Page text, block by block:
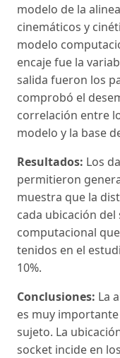
modelo de la
cinemáticos y
modelo
encaje fue la
salida fueron los
comprobó el
correlación entre
modelo y la base
Resultados: Los
permitieron
muestra que la
cada ubicación
computacional
tenidos en el
10%.
Conclusiones: La
es muy
sujeto. La
socket incide en